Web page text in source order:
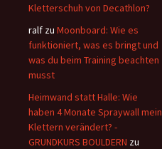
Kletterschuh von Decathlon?
ralf zu Moonboard: Wie es
funktioniert, was es bringt und
was du beim Training beachten
musst
Heimwand statt Halle: Wie
haben 4 Monate Spraywall mein
Klettern verändert? -
GRUNDKURS BOULDERN zu